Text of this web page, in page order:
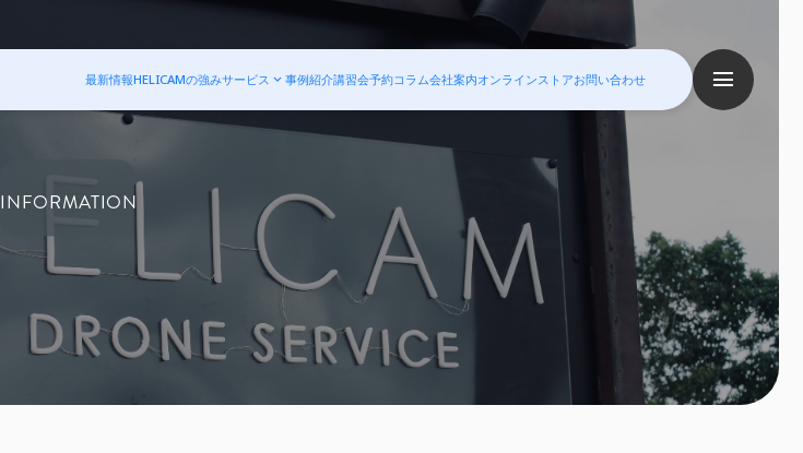
最新情報HELICAMの強みサービス 事例紹介講習会予約コラム会社案内オンラインストアお問い合わせ
INFORMATION